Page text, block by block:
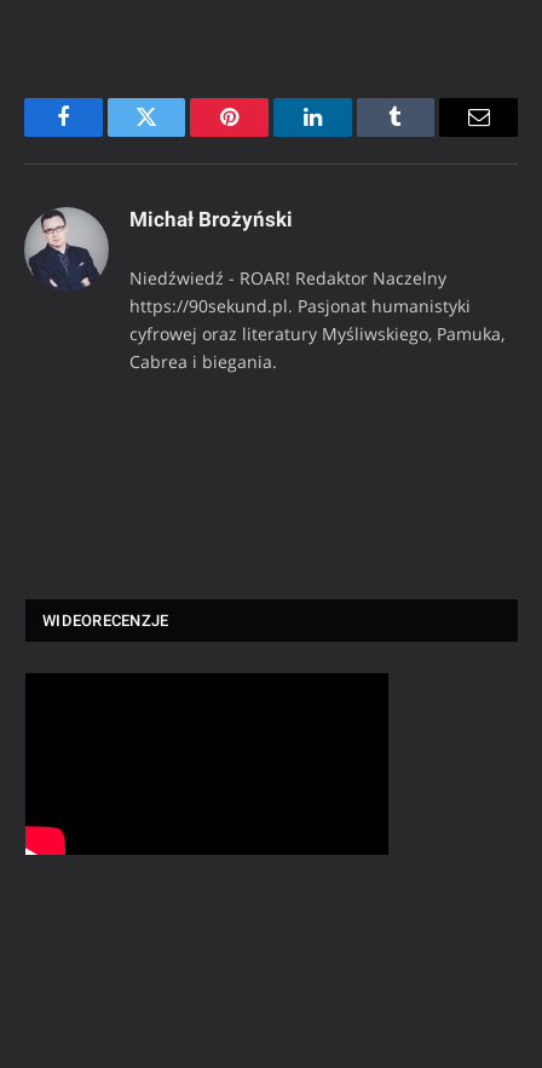
FacebookTwitter Pinterest LinkedInTumblr Email
Michał Brożyński
Niedźwiedź - ROAR! Redaktor Naczelny
https://90sekund.pl. Pasjonat humanistyki
cyfrowej oraz literatury Myśliwskiego, Pamuka,
Cabrea i biegania.
WIDEORECENZJE